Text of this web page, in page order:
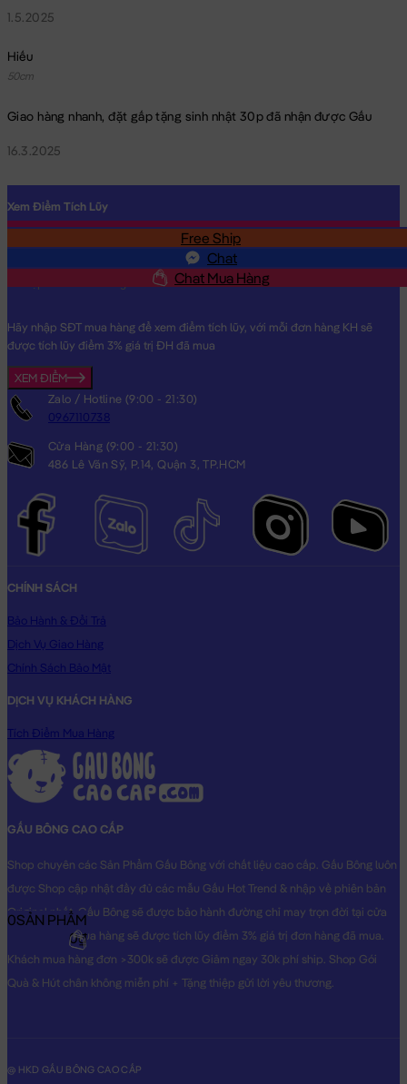
Heo Bông cosplay Hoa Hướng Dương
1.5.2025
Hiếu
50cm
Giao hàng nhanh, đặt gấp tặng sinh nhật 30p đã nhận được Gấu
16.3.2025
Free Ship
Chat
Chat Mua Hàng
Xem Điểm Tích Lũy
Hãy nhập SĐT mua hàng để xem điểm tích lũy, với mỗi đơn hàng KH sẽ
được tích lũy điểm 3% giá trị ĐH đã mua
XEM ĐIỂM
Zalo / Hotline (9:00 - 21:30)
0967110738
Cửa Hàng (9:00 - 21:30)
486 Lê Văn Sỹ, P.14, Quận 3, TP.HCM
CHÍNH SÁCH
Bảo Hành & Đổi Trả
Dịch Vụ Giao Hàng
Chính Sách Bảo Mật
DỊCH VỤ KHÁCH HÀNG
Tích Điểm Mua Hàng
GẤU BÔNG CAO CẤP
Shop chuyên các Sản Phẩm Gấu Bông với chất liệu cao cấp. Gấu Bông luôn
được Shop cập nhật đầy đủ các mẫu Gấu Hot Trend & nhập về phiên bản
Original nhất. Gấu Bông sẽ được bảo hành đường chỉ may trọn đời tại cửa
hàng, Khách mua hàng sẽ được tích lũy điểm 3% giá trị đơn hàng đã mua.
Khách mua hàng đơn >300k sẽ được Giảm ngay 30k phí ship. Shop Gói
Quà & Hút chân không miễn phí + Tặng thiệp gửi lời yêu thương.
@ HKD GẤU BÔNG CAO CẤP
0SẢN PHẨM
0₫